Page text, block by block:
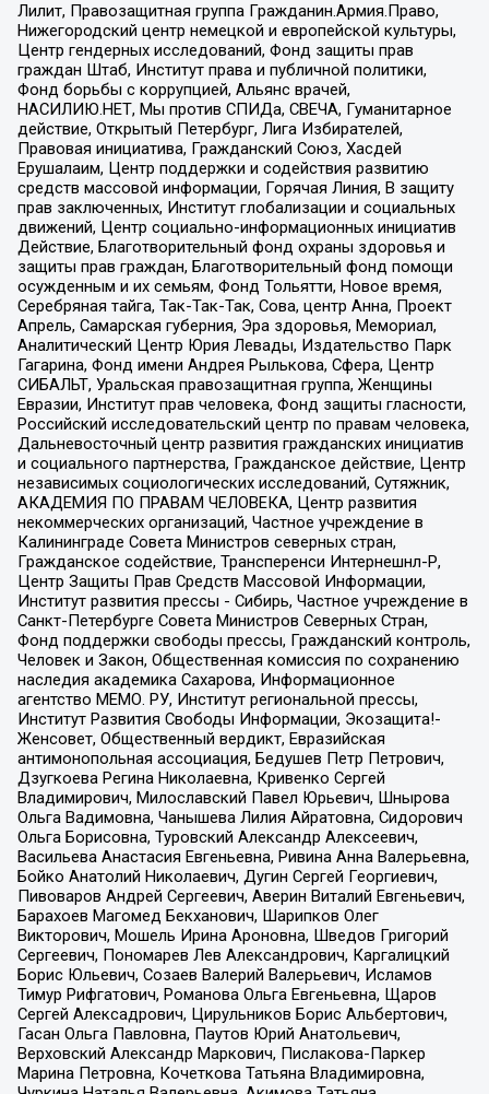
Лилит, Правозащитная группа Гражданин.Армия.Право,
Нижегородский центр немецкой и европейской культуры,
Центр гендерных исследований, Фонд защиты прав
граждан Штаб, Институт права и публичной политики,
Фонд борьбы с коррупцией, Альянс врачей,
НАСИЛИЮ.НЕТ, Мы против СПИДа, СВЕЧА, Гуманитарное
действие, Открытый Петербург, Лига Избирателей,
Правовая инициатива, Гражданский Союз, Хасдей
Ерушалаим, Центр поддержки и содействия развитию
средств массовой информации, Горячая Линия, В защиту
прав заключенных, Институт глобализации и социальных
движений, Центр социально-информационных инициатив
Действие, Благотворительный фонд охраны здоровья и
защиты прав граждан, Благотворительный фонд помощи
осужденным и их семьям, Фонд Тольятти, Новое время,
Серебряная тайга, Так-Так-Так, Сова, центр Анна, Проект
Апрель, Самарская губерния, Эра здоровья, Мемориал,
Аналитический Центр Юрия Левады, Издательство Парк
Гагарина, Фонд имени Андрея Рылькова, Сфера, Центр
СИБАЛЬТ, Уральская правозащитная группа, Женщины
Евразии, Институт прав человека, Фонд защиты гласности,
Российский исследовательский центр по правам человека,
Дальневосточный центр развития гражданских инициатив
и социального партнерства, Гражданское действие, Центр
независимых социологических исследований, Сутяжник,
АКАДЕМИЯ ПО ПРАВАМ ЧЕЛОВЕКА, Центр развития
некоммерческих организаций, Частное учреждение в
Калининграде Совета Министров северных стран,
Гражданское содействие, Трансперенси Интернешнл-Р,
Центр Защиты Прав Средств Массовой Информации,
Институт развития прессы - Сибирь, Частное учреждение в
Санкт-Петербурге Совета Министров Северных Стран,
Фонд поддержки свободы прессы, Гражданский контроль,
Человек и Закон, Общественная комиссия по сохранению
наследия академика Сахарова, Информационное
агентство МЕМО. РУ, Институт региональной прессы,
Институт Развития Свободы Информации, Экозащита!-
Женсовет, Общественный вердикт, Евразийская
антимонопольная ассоциация, Бедушев Петр Петрович,
Дзугкоева Регина Николаевна, Кривенко Сергей
Владимирович, Милославский Павел Юрьевич, Шнырова
Ольга Вадимовна, Чанышева Лилия Айратовна, Сидорович
Ольга Борисовна, Туровский Александр Алексеевич,
Васильева Анастасия Евгеньевна, Ривина Анна Валерьевна,
Бойко Анатолий Николаевич, Дугин Сергей Георгиевич,
Пивоваров Андрей Сергеевич, Аверин Виталий Евгеньевич,
Барахоев Магомед Бекханович, Шарипков Олег
Викторович, Мошель Ирина Ароновна, Шведов Григорий
Сергеевич, Пономарев Лев Александрович, Каргалицкий
Борис Юльевич, Созаев Валерий Валерьевич, Исламов
Тимур Рифгатович, Романова Ольга Евгеньевна, Щаров
Сергей Алексадрович, Цирульников Борис Альбертович,
Гасан Ольга Павловна, Паутов Юрий Анатольевич,
Верховский Александр Маркович, Пислакова-Паркер
Марина Петровна, Кочеткова Татьяна Владимировна,